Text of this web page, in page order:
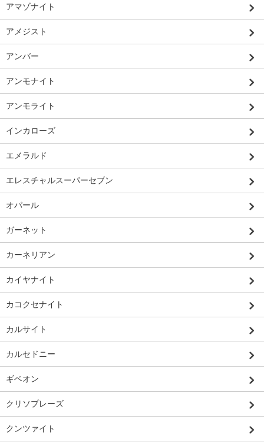
アマゾナイト
アメジスト
アンバー
アンモナイト
アンモライト
インカローズ
エメラルド
エレスチャルスーパーセブン
オパール
ガーネット
カーネリアン
カイヤナイト
カコクセナイト
カルサイト
カルセドニー
ギベオン
クリソプレーズ
クンツァイト